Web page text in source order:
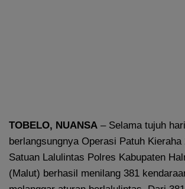
TOBELO, NUANSA – Selama tujuh hari
berlangsungnya Operasi Patuh Kieraha
Satuan Lalulintas Polres Kabupaten
(Malut) berhasil menilang 381